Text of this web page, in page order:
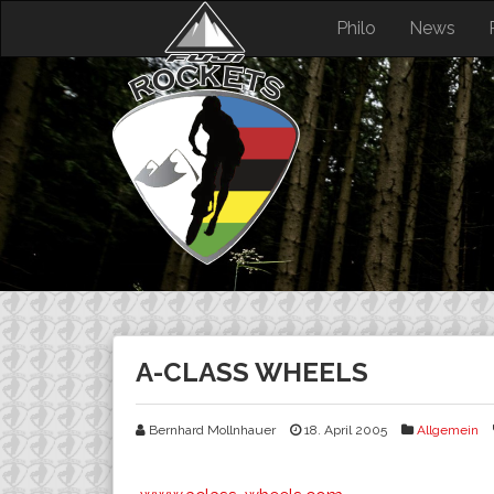
content
Philo News
A-CLASS WHEELS
Bernhard Mollnhauer 18. April 2005 Allgemein